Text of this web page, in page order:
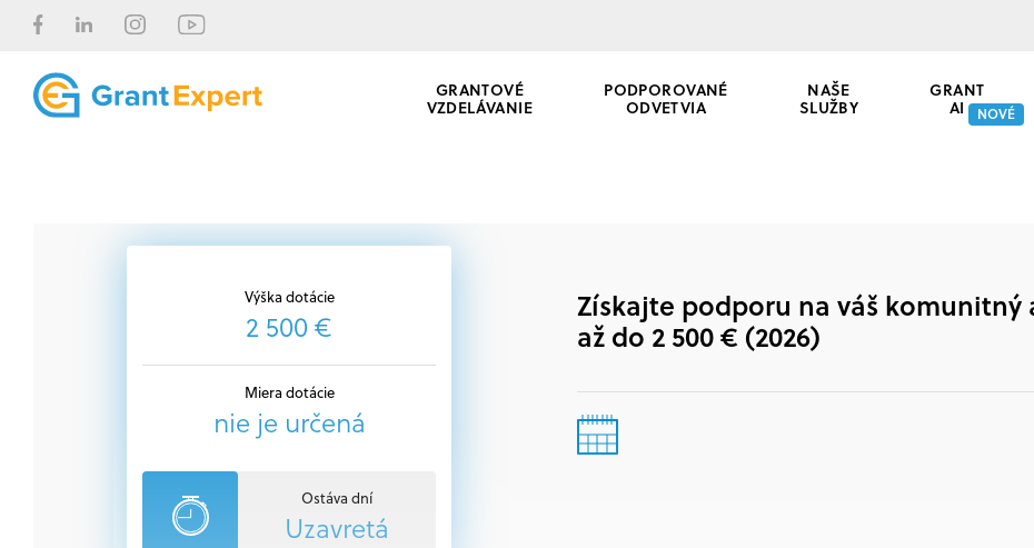
GRANTOVÉ
VZDELÁVANIE
PODPOROVANÉ
ODVETVIA
NAŠE
SLUŽBY
GRANT
AI NOVÉ
Výška dotácie
2 500 €
Miera dotácie
nie je určená
Ostáva dní
Uzavretá
Získajte podporu na váš komunitný
až do 2 500 € (2026)